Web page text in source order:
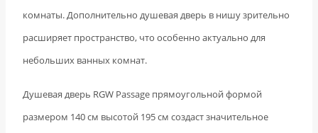
комнаты. Дополнительно душевая дверь в нишу зрительно
расширяет пространство, что особенно актуально для
небольших ванных комнат.
Душевая дверь RGW Passage прямоугольной формой
размером 140 см высотой 195 см создаст значительное